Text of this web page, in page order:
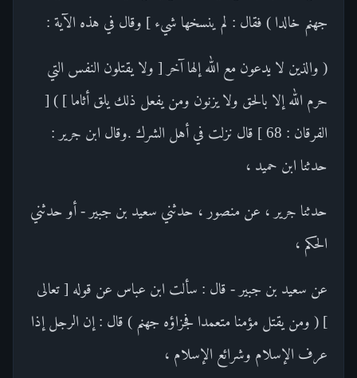
جهنم خالدا ) فقال : لم ينسخها شيء ] وقال في هذه الآية :
( والذين لا يدعون مع الله إلها آخر [ ولا يقتلون النفس التي
حرم الله إلا بالحق ولا يزنون ومن يفعل ذلك يلق أثاما ] ) [
الفرقان : 68 ] قال نزلت في أهل الشرك .وقال ابن جرير :
حدثنا ابن حميد ،
حدثنا جرير ، عن منصور ، حدثني سعيد بن جبير - أو حدثني
الحكم ،
عن سعيد بن جبير - قال : سألت ابن عباس عن قوله [ تعالى
] ( ومن يقتل مؤمنا متعمدا فجزاؤه جهنم ) قال : إن الرجل إذا
عرف الإسلام وشرائع الإسلام ،